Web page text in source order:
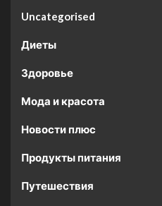
Uncategorised
Диеты
Здоровье
Мода и красота
Новости плюс
Продукты питания
Путешествия